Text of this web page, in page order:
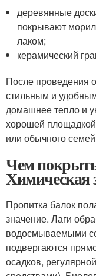
деревянные
покрывают
лаком;
керамический
После проведения
стильным и
домашнее тепло и
хорошей
или обычного
Чем
Химическая
Пропитка балок
значение. Лаги
водосмываемыми
подвергаются
осадков,